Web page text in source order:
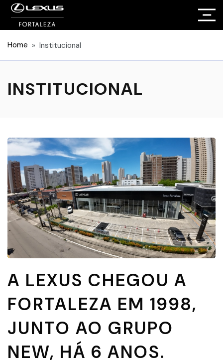
Home » Institucional
INSTITUCIONAL
A LEXUS CHEGOU A
FORTALEZA EM 1998,
JUNTO AO GRUPO
NEW, HÁ 6 ANOS.